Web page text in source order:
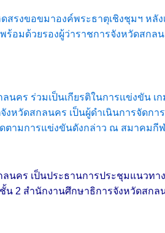
รงขอขมาองค์พระธาตุเชิงชุมฯ ห
อมด้วยรองผู้ว่าราชการจังหวัดสก
ร ร่วมเป็นเกียรติในการเเข่งขัน
งหวัดสกลนคร เป็นผู้ดำเนินการจัด
ามการแข่งขันดังกล่าว ณ สมาคมกี
นคร เป็นประธานการประชุมแนวท
2 สำนักงานศึกษาธิการจังหวัดสกล